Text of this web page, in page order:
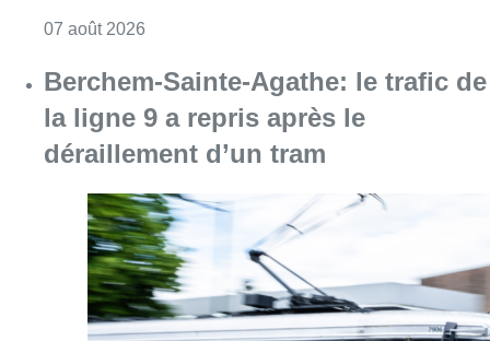
07 août 2026
Berchem-Sainte-Agathe: le trafic de
la ligne 9 a repris après le
déraillement d’un tram